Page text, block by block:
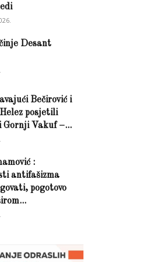
Desant
Bečirović i
posjetili
Gornji Vakuf –...
:
antifašizma
pogotovo